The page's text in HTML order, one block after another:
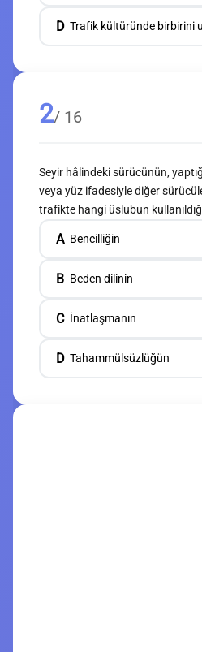
D Trafik kültüründe birbirini
2/ 16
Seyir hâlindeki sürücünün,
veya yüz ifadesiyle diğer
trafikte hangi üslubun
A Bencilliğin
B Beden dilinin
C İnatlaşmanın
D Tahammülsüzlüğün